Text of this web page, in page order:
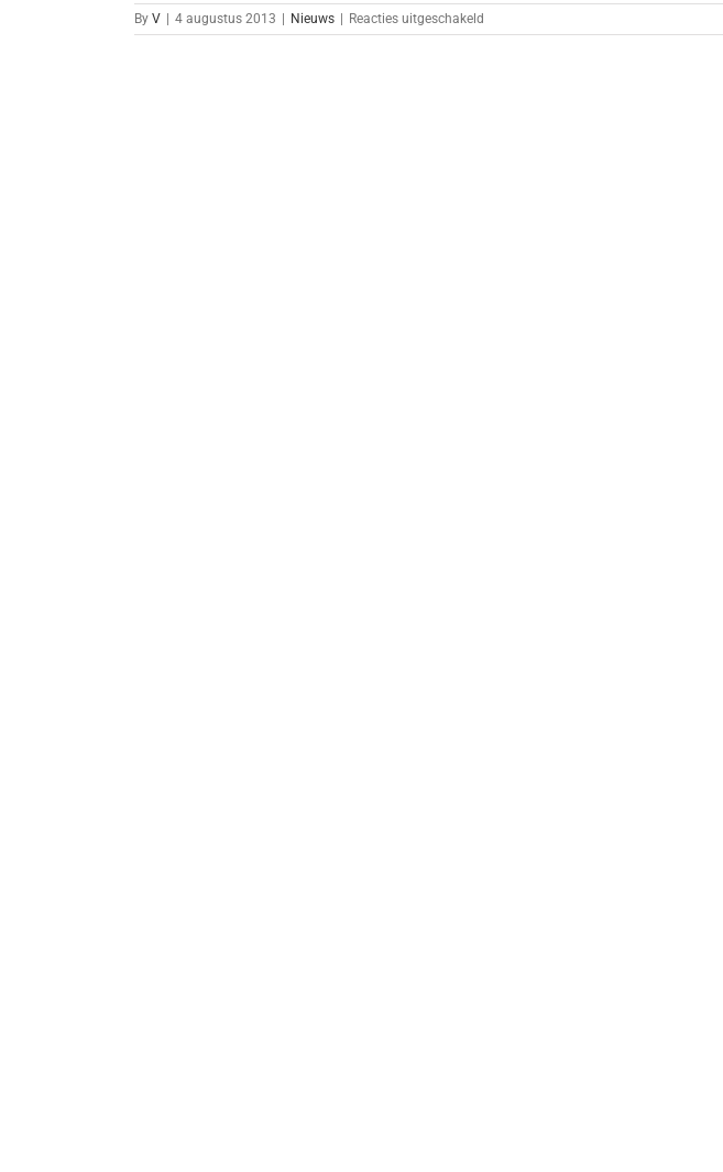
By V 4 augustus 2013 Nieuws Reacties uitgeschakeld
Erelid